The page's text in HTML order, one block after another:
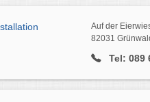
Auf der
82031
Tel: 089